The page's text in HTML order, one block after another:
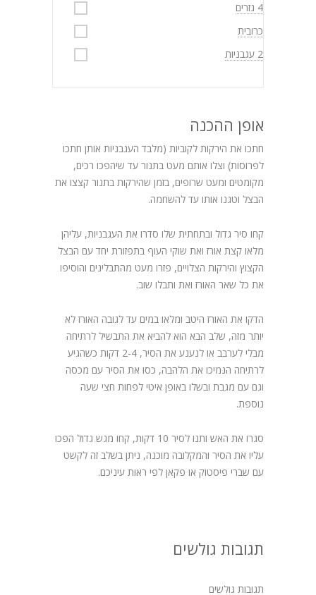
4 גזרים
כרובית
2 עגבניות
אופן ההכנה
חתכו את הירקות לקוביות (מלבד העגבניות אותן חתכו
לפרוסות) וצלו אותם מעט בתנור עד שיהפכו רכים,
מקומטים ומעט שרופים, בזמן שהירקות בתנור קצצו את
הבצל וטגנו אותו עד להשחמה.
קחו סיר גדול ובתחתית שלו סדרו את העגבניות, עליהן
מלאו קצת אורז ואת שוקי העוף בתפזורת יחד עם הבצל
הקצוץ והירקות הצלויים, פזרו מעט מהתבלינים והוסיפו
את כל שאר האורז ואת ותבלו שוב.
הדקו את האורז היטב ומלאו במים עד לגובה האורז לא
יותר מזה, שלב הבא הוא להביא את התבשיל לרתיחה
מבלי לערבב או לנענע את הסיר, 2-4 דקות כשהגיע
לרתיחה הנמיכו את הלהבה, כסו את הסיר עם מכסה
וגם עם מגבת ובשלו באופן איטי לפחות חצי שעה
נוספת.
סגרו את האש ותנו לסיר 10 דקות, קחו מגש גדול הפכו
עליו את הסיר והמקלובה מוכנה, ניתן בשלב זה לקשט
עם שברי פיסטוק או פקאן לפי ראות עיניכם.
תגובות גולשים
תגובות גולשים